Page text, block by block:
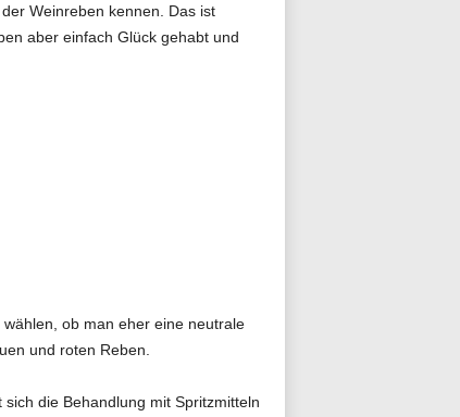
Weinreben kennen. Das ist
aber einfach Glück gehabt und
ob man eher eine neutrale
und roten Reben.
die Behandlung mit Spritzmitteln